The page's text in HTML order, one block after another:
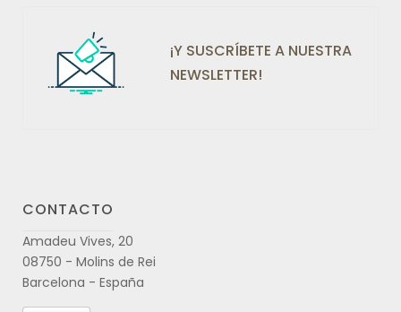
¡Y SUSCRÍBETE A NUESTRA
NEWSLETTER!
CONTACTO
Amadeu Vives, 20
08750 - Molins de Rei
Barcelona - España